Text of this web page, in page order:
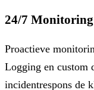
24/7
Proactieve
Logging en custom
incidentrespons de